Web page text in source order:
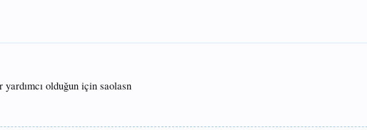
yardımcı olduğun için saolasn